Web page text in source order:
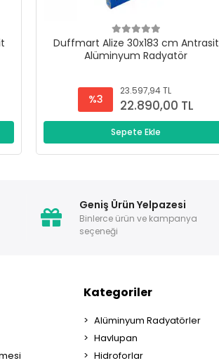
Duffmart Alize 30x183 cm Antrasit
Alüminyum Radyatör
%3
23.597,94 TL
22.890,00 TL
Sepete Ekle
Geniş Ürün Yelpazesi
Binlerce ürün ve kampanya
seçeneği
Kategoriler
Alüminyum Radyatörler
Havlupan
Hidroforlar